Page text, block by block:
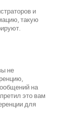
и
такую
не
на
это вам
для